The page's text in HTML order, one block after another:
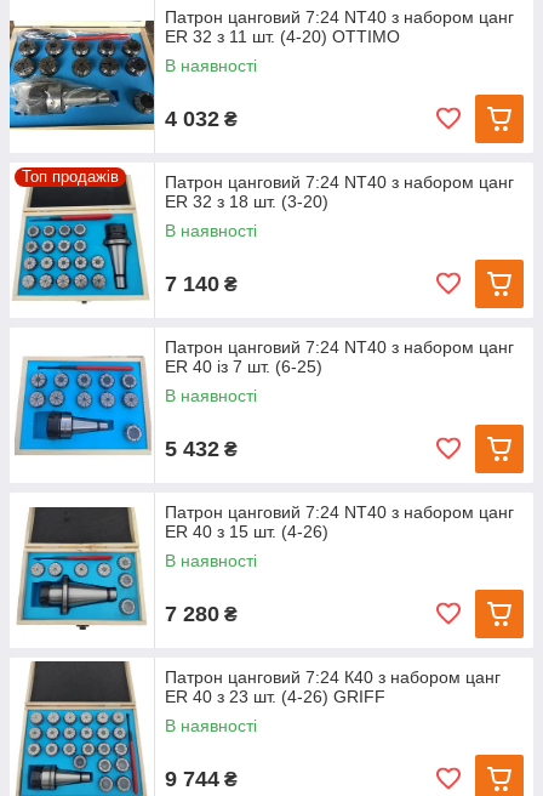
Патрон цанговий 7:24 NT40 з набором цанг
ЕR 32 з 11 шт. (4-20) OTTIMO
В наявності
4 032 ₴
Топ продажів
Патрон цанговий 7:24 NT40 з набором цанг
ЕR 32 з 18 шт. (3-20)
В наявності
7 140 ₴
Патрон цанговий 7:24 NT40 з набором цанг
ЕR 40 із 7 шт. (6-25)
В наявності
5 432 ₴
Патрон цанговий 7:24 NT40 з набором цанг
ЕR 40 з 15 шт. (4-26)
В наявності
7 280 ₴
Патрон цанговий 7:24 К40 з набором цанг
ЕR 40 з 23 шт. (4-26) GRIFF
В наявності
9 744 ₴